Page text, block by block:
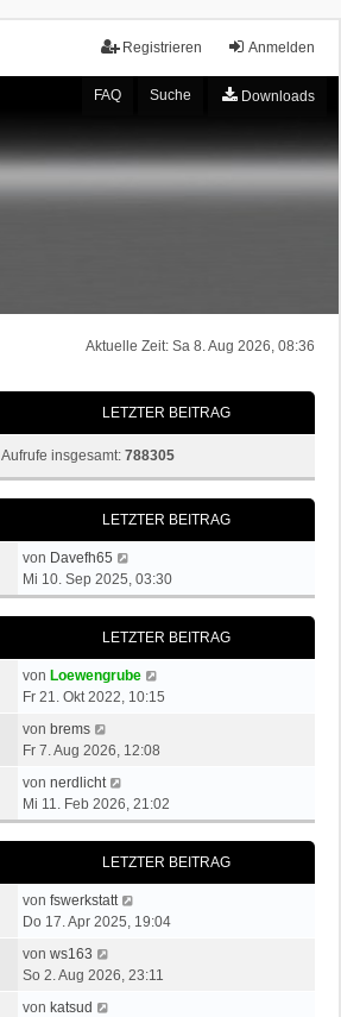
Anmelden
Registrieren
FAQ Suche Downloads
Aktuelle Zeit: Sa 8. Aug 2026, 08:36
LETZTER BEITRAG
Aufrufe insgesamt: 788305
LETZTER BEITRAG
von Davefh65
e
u
e
s
t
e
r
e
r
g
Mi 10. Sep 2025, 03:30
LETZTER BEITRAG
von Loewengrube
e
s
e
r
B
e
i
r
g
Fr 21. Okt 2022, 10:15
von brems
e
e
s
e
B
e
t
r
a
Fr 7. Aug 2026, 12:08
von nerdlicht
e
u
e
s
t
e
r
e
Mi 11. Feb 2026, 21:02
LETZTER BEITRAG
von fswerkstatt
e
s
Do 17. Apr 2025, 19:04
von ws163
e
So 2. Aug 2026, 23:11
von katsud